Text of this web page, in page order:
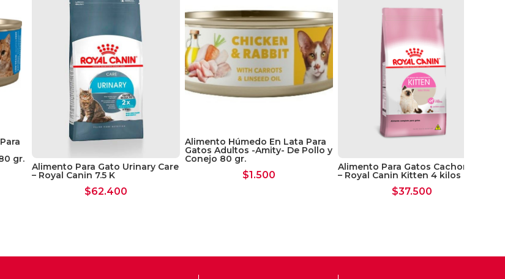
gr.
Alimento Para Gato Urinary Care
– Royal Canin 7.5 K
$62.400
Alimento Húmedo En Lata Para
Gatos Adultos -Amity- De Pollo y
Conejo 80 gr.
$1.500
Alimento Para Gatos Cachorros
– Royal Canin Kitten 4 kilos
$37.500